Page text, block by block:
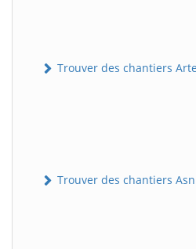
Trouver des chantiers
Trouver des chantiers